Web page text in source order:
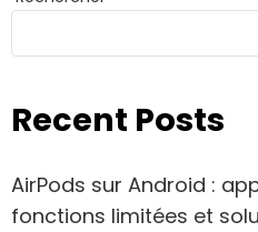
Recent Posts
AirPods sur Android :
fonctions limitées et